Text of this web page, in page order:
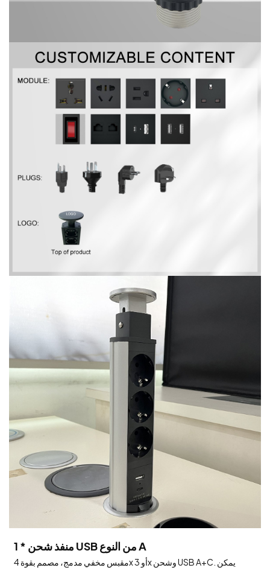
1 * منفذ شحن USB من النوع A
مقبس مخفي مدمج، مصمم بقوة 4x أو 3x وشحن USB A+C. يمكن